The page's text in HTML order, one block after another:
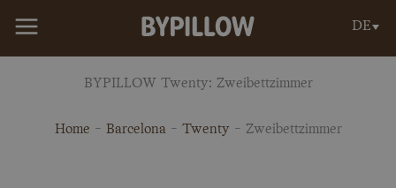
Inhalt
DE
BYPILLOW Twenty: Zweibettzimmer
Home - Barcelona- Twenty - Zweibettzimmer